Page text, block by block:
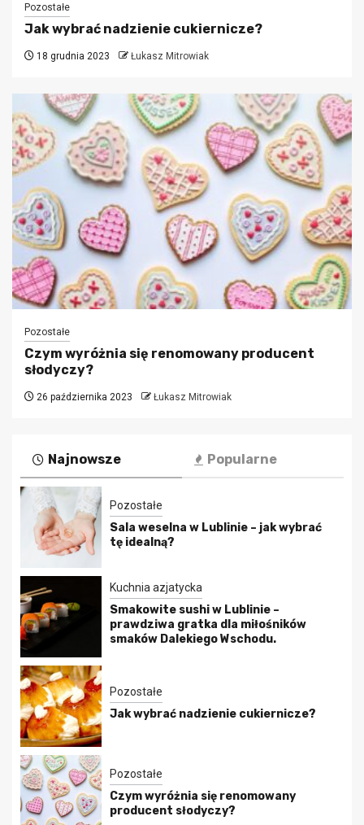
Pozostałe
Jak wybrać nadzienie cukiernicze?
18 grudnia 2023 Łukasz Mitrowiak
Pozostałe
Czym wyróżnia się renomowany producent
słodyczy?
26 października 2023 Łukasz Mitrowiak
Najnowsze Popularne
Pozostałe
Sala weselna w Lublinie – jak wybrać
tę idealną?
Kuchnia azjatycka
Smakowite sushi w Lublinie –
prawdziwa gratka dla miłośników
smaków Dalekiego Wschodu.
Pozostałe
Jak wybrać nadzienie cukiernicze?
Pozostałe
Czym wyróżnia się renomowany
producent słodyczy?